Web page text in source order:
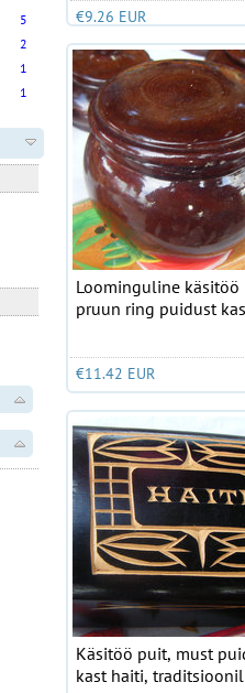
5
2
1
1
€9.26 EUR
Loominguline käsitöö
pruun ring puidust
€11.42 EUR
Käsitöö puit, must
kast haiti,